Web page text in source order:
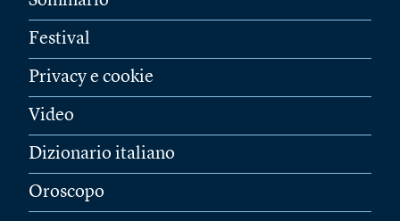
Festival
Privacy e cookie
Video
Dizionario italiano
Oroscopo